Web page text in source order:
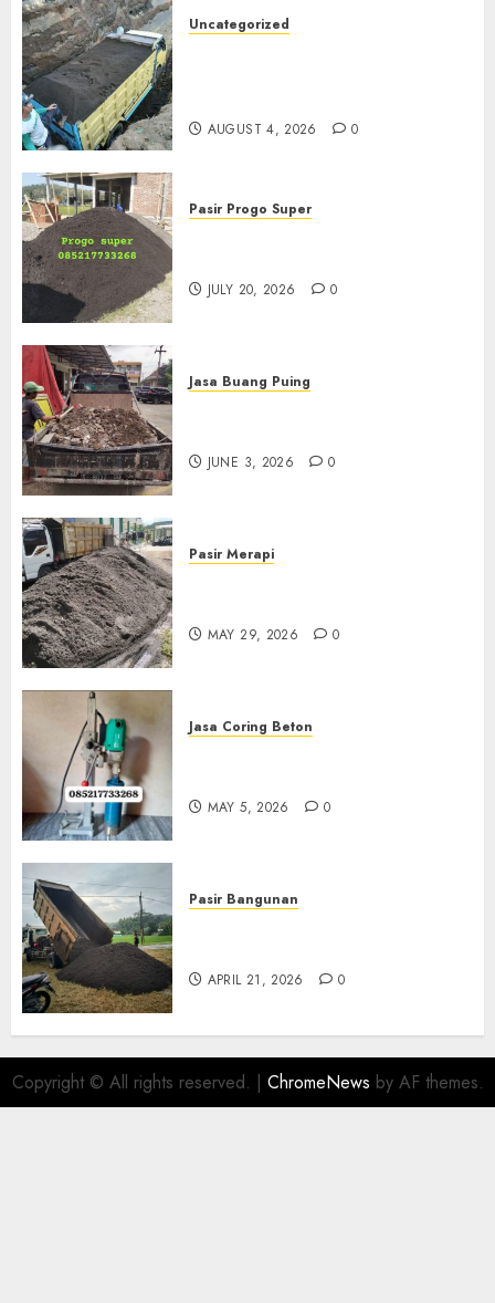
Uncategorized
AUGUST 4, 2026 0
Pasir Progo Super
JULY 20, 2026 0
Jasa Buang Puing
JUNE 3, 2026 0
Pasir Merapi
MAY 29, 2026 0
Jasa Coring Beton
MAY 5, 2026 0
Pasir Bangunan
APRIL 21, 2026 0
Copyright © All rights reserved. | ChromeNews by AF themes.